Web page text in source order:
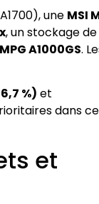
une MSI
, un stockage de
A1000GS.
%) et
dans
et